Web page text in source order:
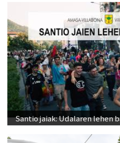
Santio jaiak: Udalaren lehen